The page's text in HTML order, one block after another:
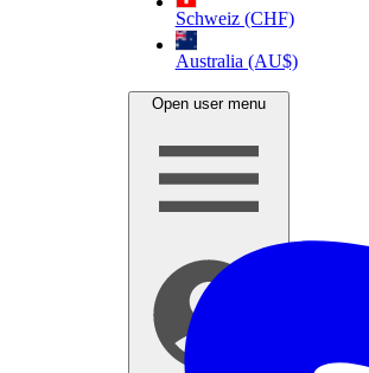
Schweiz (CHF)
Australia (AU$)
Open user menu